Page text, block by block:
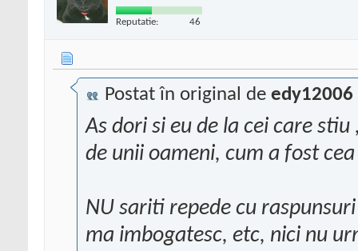
Reputatie: 46
Postat în original de edy12006
As dori si eu de la cei care
de unii oameni, cum a fost
NU sariti repede cu
ma imbogatesc, etc, nici nu